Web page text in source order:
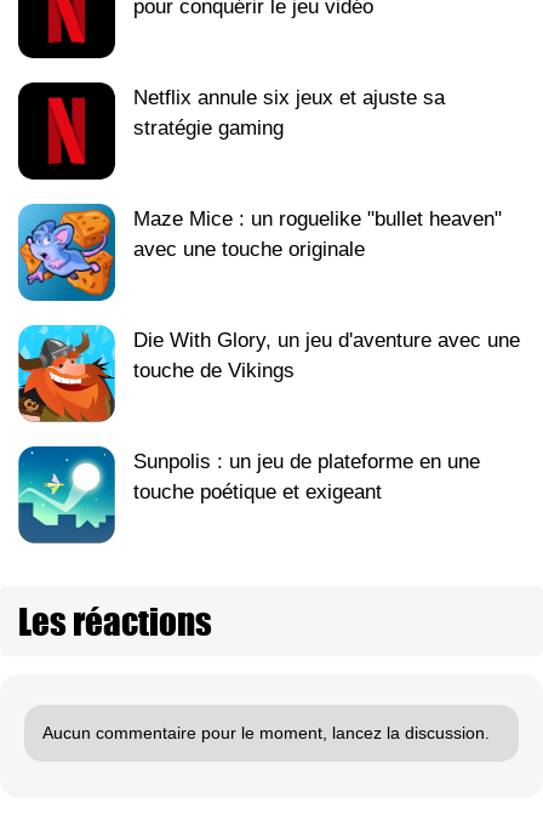
pour conquérir le jeu vidéo
Netflix annule six jeux et ajuste sa
stratégie gaming
Maze Mice : un roguelike "bullet heaven"
avec une touche originale
Die With Glory, un jeu d'aventure avec une
touche de Vikings
Sunpolis : un jeu de plateforme en une
touche poétique et exigeant
Les réactions
Aucun commentaire pour le moment, lancez la discussion.